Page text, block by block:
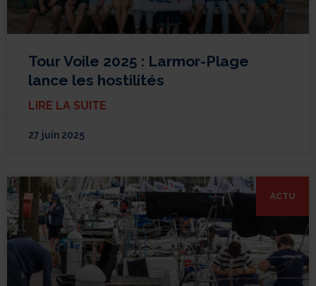
Tour Voile 2025 : Larmor-Plage
lance les hostilités
LIRE LA SUITE
27 juin 2025
ACTU